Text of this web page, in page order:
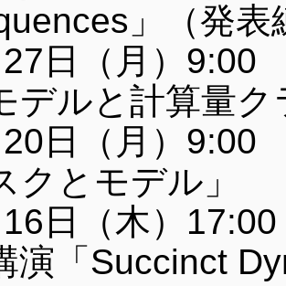
」（発表
日（月）
デルと計算量ク
日（月）
クとモデル」
日（木）
演「Succinct